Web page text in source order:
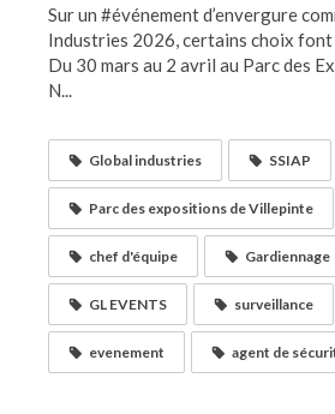
Sur un #événement d’envergure
Industries 2026, certains choix
Du 30 mars au 2 avril au Parc des
N...
Global industries SSIAP
Parc des expositions de Villepinte
chef d'équipe Gardiennage
GL EVENTS surveillance
evenement agent de